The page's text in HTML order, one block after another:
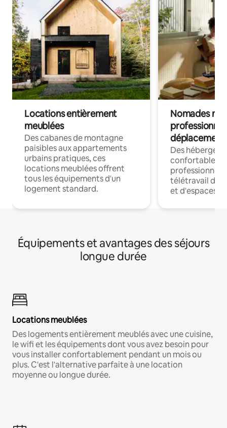
Locations entièrement
meublées
Des cabanes de montagne
paisibles aux appartements
urbains pratiques, ces
locations meublées offrent
tous les équipements d'un
logement standard.
Nomades
déplacement
Des
confortables
professionnels
télétravail
et d'espaces
Équipements et avantages des séjours
longue durée
Locations meublées
Des logements entièrement meublés avec une cuisine,
le wifi et les équipements dont vous avez besoin pour
vous installer confortablement pendant un mois ou
plus. C'est l'alternative parfaite à une location
moyenne ou longue durée.